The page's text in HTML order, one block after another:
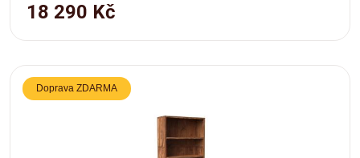
18 290 Kč
Doprava ZDARMA